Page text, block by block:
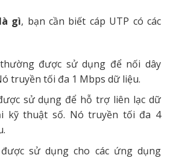
gì, bạn cần biết cáp UTP có các
được sử dụng để nối dây
truyền tối đa 1 Mbps dữ liệu.
sử dụng để hỗ trợ liên lạc dữ
kỹ thuật số. Nó truyền tối đa 4
sử dụng cho các ứng dụng